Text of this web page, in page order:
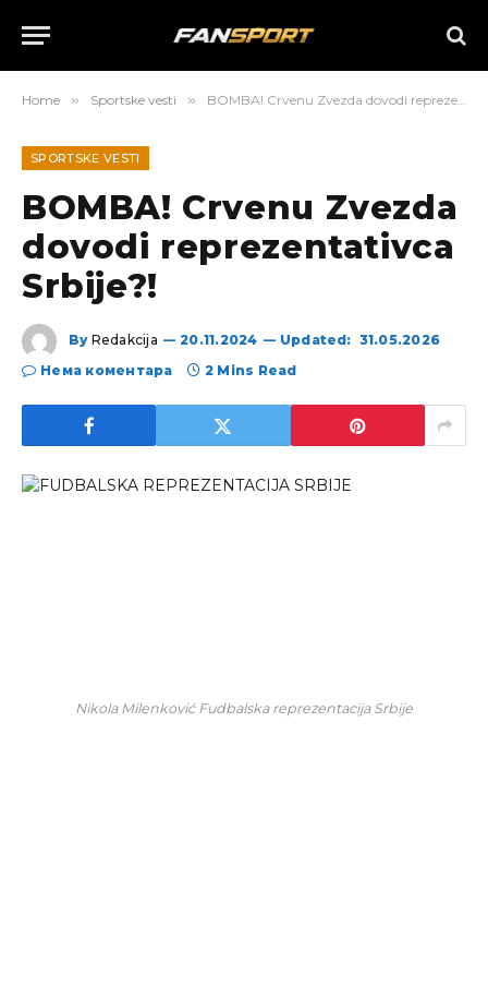
Home » Sportske vesti » BOMBA! Crvenu Zvezda dovodi reprezentativca Srbije?!
SPORTSKE VESTI
BOMBA! Crvenu Zvezda
dovodi reprezentativca
Srbije?!
By Redakcija 20.11.2024 Updated: 31.05.2026
Нема коментара
2 Mins Read
Nikola Milenković Fudbalska reprezentacija Srbije